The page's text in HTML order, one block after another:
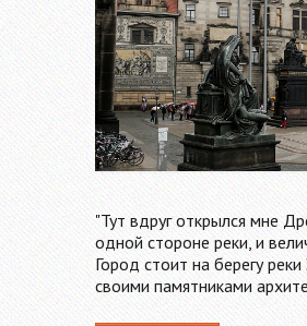
"Тут вдруг открылся мне
одной стороне реки, и
Город стоит на берегу
своими памятниками